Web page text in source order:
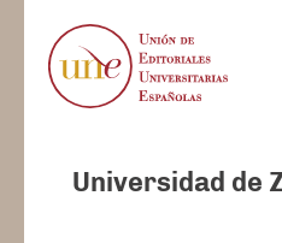
Universidad de